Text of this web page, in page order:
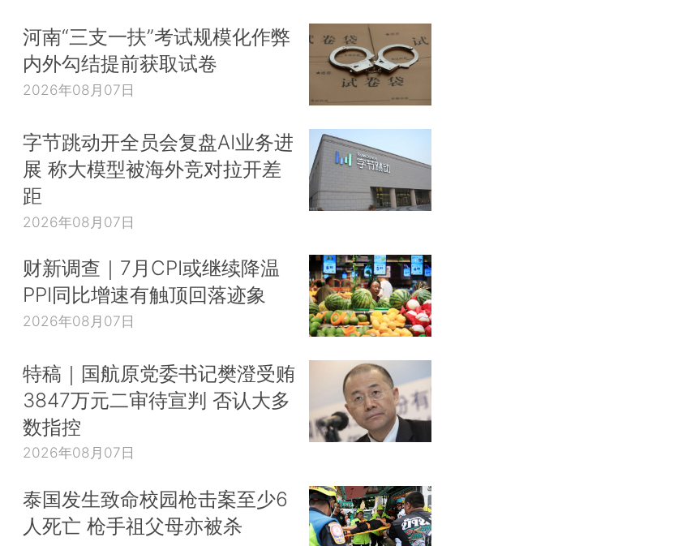
河南“三支一扶”考试规模化作弊
内外勾结提前获取试卷
2026年08月07日
字节跳动开全员会复盘AI业务进
展 称大模型被海外竞对拉开差
距
2026年08月07日
财新调查｜7月CPI或继续降温
PPI同比增速有触顶回落迹象
2026年08月07日
特稿｜国航原党委书记樊澄受贿
3847万元二审待宣判 否认大多
数指控
2026年08月07日
泰国发生致命校园枪击案至少6
人死亡 枪手祖父母亦被杀